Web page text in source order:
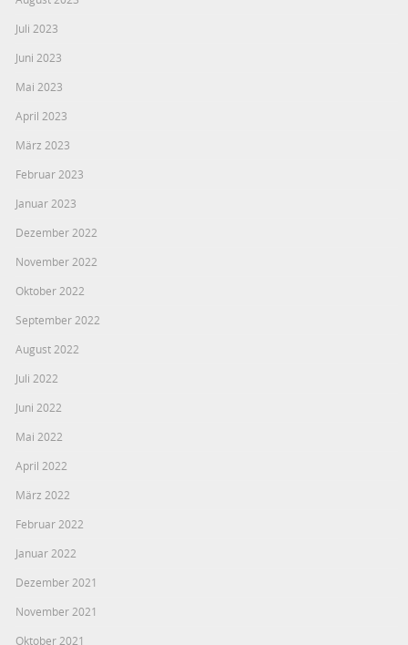
Juli 2023
Juni 2023
Mai 2023
April 2023
März 2023
Februar 2023
Januar 2023
Dezember 2022
November 2022
Oktober 2022
September 2022
August 2022
Juli 2022
Juni 2022
Mai 2022
April 2022
März 2022
Februar 2022
Januar 2022
Dezember 2021
November 2021
Oktober 2021